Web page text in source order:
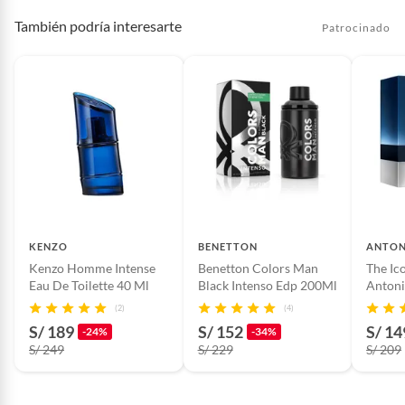
Descubre más de las fragancias de AZZARO¿
Ficha del producto:
Formato: Individual
También podría interesarte Patrocinado
KENZO
Kenzo Homme Intense
Eau De Toilette 40 Ml
(2)
S/ 189 -24%
S/ 249
BENETTON
Benetton Colors Man
Black Intenso Edp 200Ml
(4)
S/ 152 -34%
S/ 229
The
S/
S/ 209